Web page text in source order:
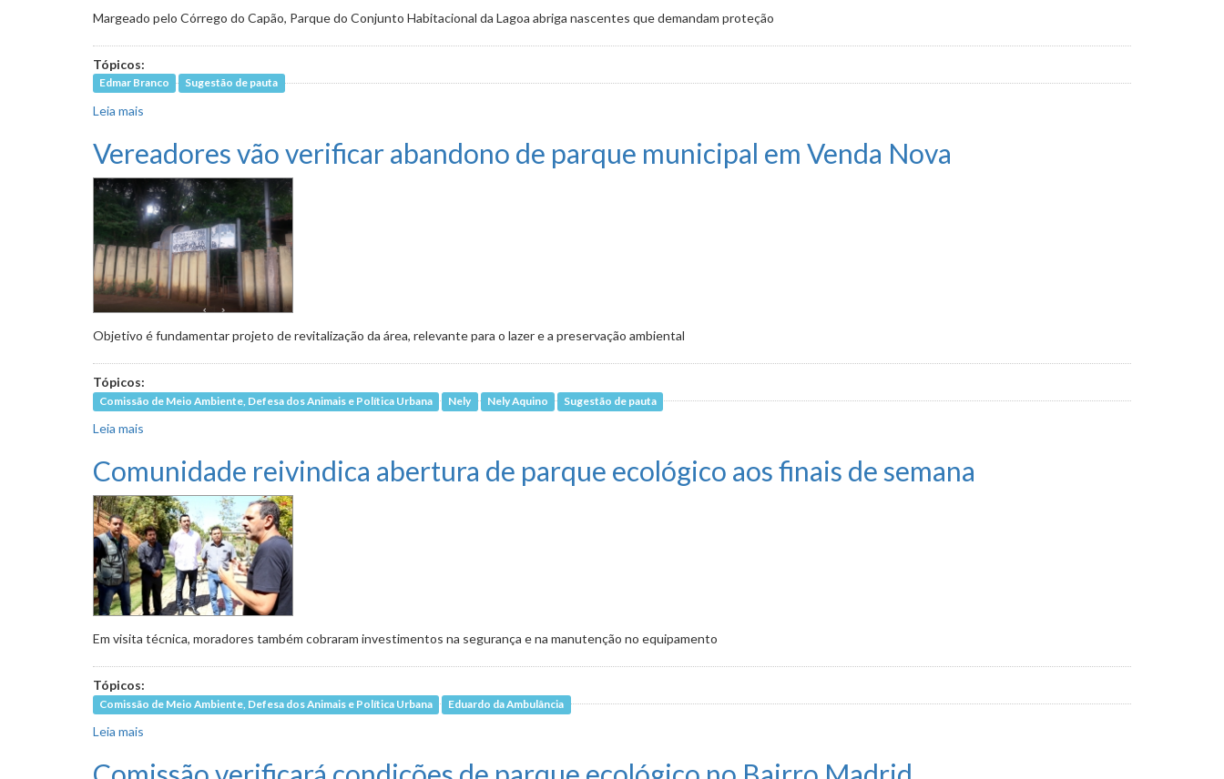
Margeado pelo Córrego do Capão, Parque do Conjunto Habitacional da Lagoa abriga nascentes que demandam proteção
Tópicos:
Edmar Branco Sugestão de pauta
Leia mais
Vereadores vão verificar abandono de parque municipal em Venda Nova
Objetivo é fundamentar projeto de revitalização da área, relevante para o lazer e a preservação ambiental
Tópicos:
Comissão de Meio Ambiente, Defesa dos Animais e Política Urbana Nely Nely Aquino Sugestão de pauta
Leia mais
Comunidade reivindica abertura de parque ecológico aos finais de semana
Em visita técnica, moradores também cobraram investimentos na segurança e na manutenção no equipamento
Tópicos:
Comissão de Meio Ambiente, Defesa dos Animais e Política Urbana Eduardo da Ambulância
Leia mais